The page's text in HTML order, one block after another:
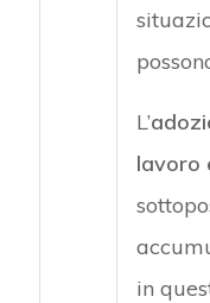
L’
lavoro
in